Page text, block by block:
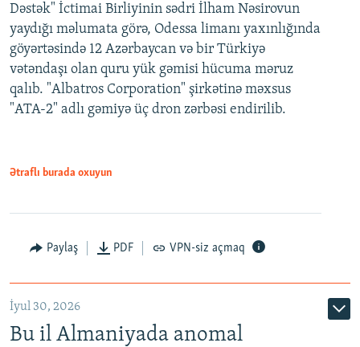
Dəstək" İctimai Birliyinin sədri İlham Nəsirovun
yaydığı məlumata görə, Odessa limanı yaxınlığında
göyərtəsində 12 Azərbaycan və bir Türkiyə
vətəndaşı olan quru yük gəmisi hücuma məruz
qalıb. "Albatros Corporation" şirkətinə məxsus
"ATA-2" adlı gəmiyə üç dron zərbəsi endirilib.
Ətraflı burada oxuyun
Paylaş PDF VPN-siz açmaq
İyul 30, 2026
Bu il Almaniyada anomal